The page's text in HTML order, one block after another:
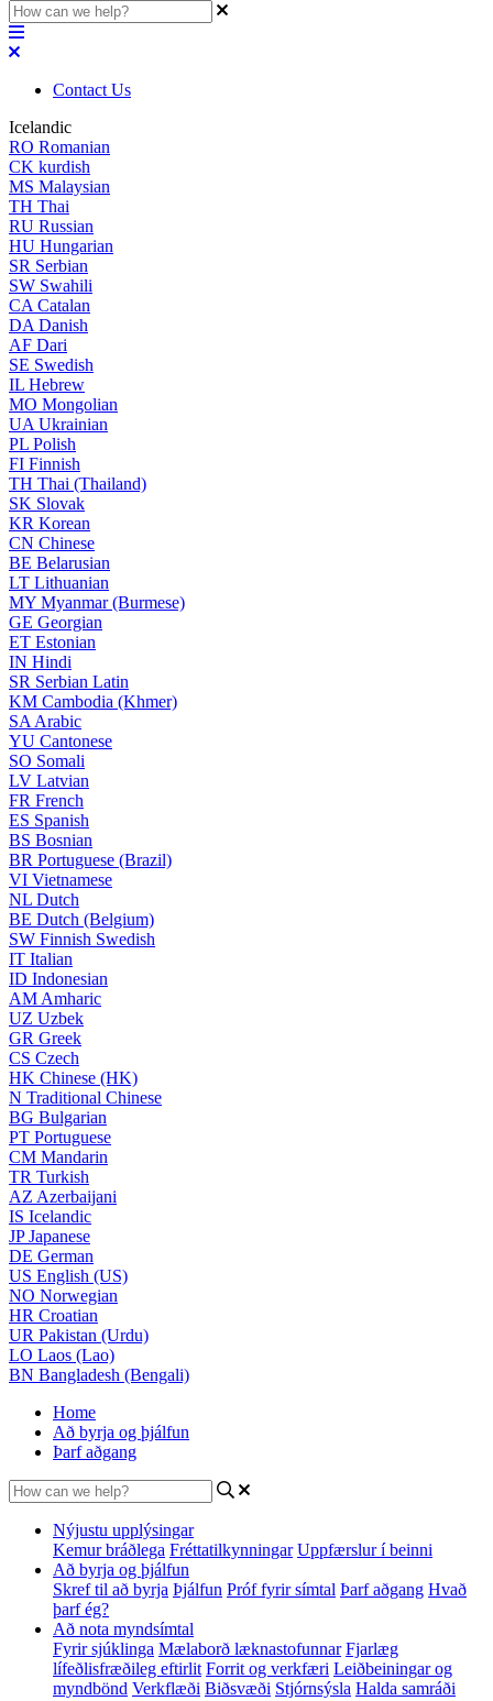
Contact Us
Icelandic
RO Romanian
CK kurdish
MS Malaysian
TH Thai
RU Russian
HU Hungarian
SR Serbian
SW Swahili
CA Catalan
DA Danish
AF Dari
SE Swedish
IL Hebrew
MO Mongolian
UA Ukrainian
PL Polish
FI Finnish
TH Thai (Thailand)
SK Slovak
KR Korean
CN Chinese
BE Belarusian
LT Lithuanian
MY Myanmar (Burmese)
GE Georgian
ET Estonian
IN Hindi
SR Serbian Latin
KM Cambodia (Khmer)
SA Arabic
YU Cantonese
SO Somali
LV Latvian
FR French
ES Spanish
BS Bosnian
BR Portuguese (Brazil)
VI Vietnamese
NL Dutch
BE Dutch (Belgium)
SW Finnish Swedish
IT Italian
ID Indonesian
AM Amharic
UZ Uzbek
GR Greek
CS Czech
HK Chinese (HK)
N Traditional Chinese
BG Bulgarian
PT Portuguese
CM Mandarin
TR Turkish
AZ Azerbaijani
IS Icelandic
JPJapanese
DE German
US English (US)
NO Norwegian
HR Croatian
UR Pakistan (Urdu)
LO Laos (Lao)
BN Bangladesh (Bengali)
Home
Að byrja og þjálfun
Þarf aðgang
Nýjustu upplýsingar
Kemur bráðlega Fréttatilkynningar Uppfærslur í beinni
Að byrja og þjálfun
Skref til að byrja Þjálfun Próf fyrir símtal Þarf aðgang Hvað
þarf ég?
Að nota myndsímtal
Fyrir sjúklinga Mælaborð læknastofunnar Fjarlæg
lífeðlisfræðileg eftirlit Forrit og verkfæri Leiðbeiningar og
myndbönd Verkflæði Biðsvæði Stjórnsýsla Halda samráði